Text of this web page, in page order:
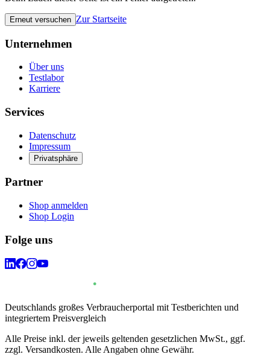
Erneut versuchen Zur Startseite
Unternehmen
Über uns
Testlabor
Karriere
Services
Datenschutz
Impressum
Privatsphäre
Partner
Shop anmelden
Shop Login
Folge uns
Deutschlands großes Verbraucherportal mit Testberichten und
integriertem Preisvergleich
Alle Preise inkl. der jeweils geltenden gesetzlichen MwSt., ggf.
zzgl. Versandkosten. Alle Angaben ohne Gewähr.